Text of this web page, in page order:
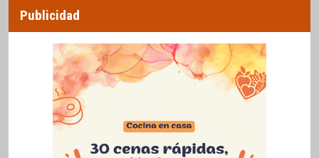
Publicidad